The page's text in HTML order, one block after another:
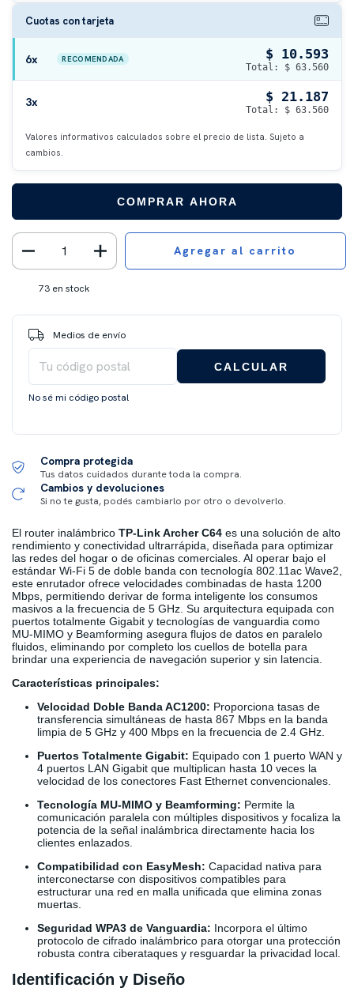
Cuotas con tarjeta
6x RECOMENDADA $ 10.593
Total: $ 63.560
3x $ 21.187
Total: $ 63.560
Valores informativos calculados sobre el precio de lista. Sujeto a
cambios.
COMPRAR AHORA
73 en stock
Entregas para el CP:
Medios de envío
CALCULAR
No sé mi código postal
Compra protegida
Tus datos cuidados durante toda la compra.
Cambios y devoluciones
Si no te gusta, podés cambiarlo por otro o devolverlo.
El router inalámbrico TP-Link Archer C64 es una solución de alto
rendimiento y conectividad ultrarrápida, diseñada para optimizar
las redes del hogar o de oficinas comerciales. Al operar bajo el
estándar Wi-Fi 5 de doble banda con tecnología 802.11ac Wave2,
este enrutador ofrece velocidades combinadas de hasta 1200
Mbps, permitiendo derivar de forma inteligente los consumos
masivos a la frecuencia de 5 GHz. Su arquitectura equipada con
puertos totalmente Gigabit y tecnologías de vanguardia como
MU-MIMO y Beamforming asegura flujos de datos en paralelo
fluidos, eliminando por completo los cuellos de botella para
brindar una experiencia de navegación superior y sin latencia.
Características principales:
Velocidad Doble Banda AC1200: Proporciona tasas de
transferencia simultáneas de hasta 867 Mbps en la banda
limpia de 5 GHz y 400 Mbps en la frecuencia de 2.4 GHz.
Puertos Totalmente Gigabit: Equipado con 1 puerto WAN y
4 puertos LAN Gigabit que multiplican hasta 10 veces la
velocidad de los conectores Fast Ethernet convencionales.
Tecnología MU-MIMO y Beamforming: Permite la
comunicación paralela con múltiples dispositivos y focaliza la
potencia de la señal inalámbrica directamente hacia los
clientes enlazados.
Compatibilidad con EasyMesh: Capacidad nativa para
interconectarse con dispositivos compatibles para
estructurar una red en malla unificada que elimina zonas
muertas.
Seguridad WPA3 de Vanguardia: Incorpora el último
protocolo de cifrado inalámbrico para otorgar una protección
robusta contra ciberataques y resguardar la privacidad local.
Identificación y Diseño